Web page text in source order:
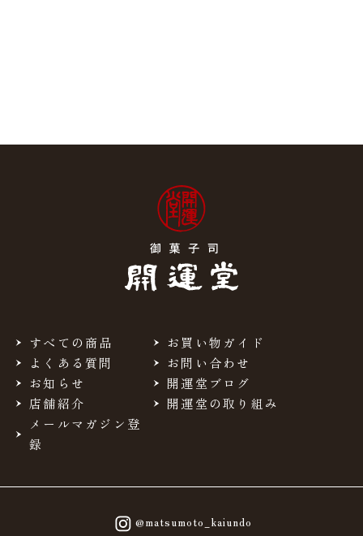
すべての商品
お買い物ガイド
よくある質問
お問い合わせ
お知らせ
開運堂ブログ
店舗紹介
開運堂の取り組み
メールマガジン登
録
@matsumoto_kaiundo